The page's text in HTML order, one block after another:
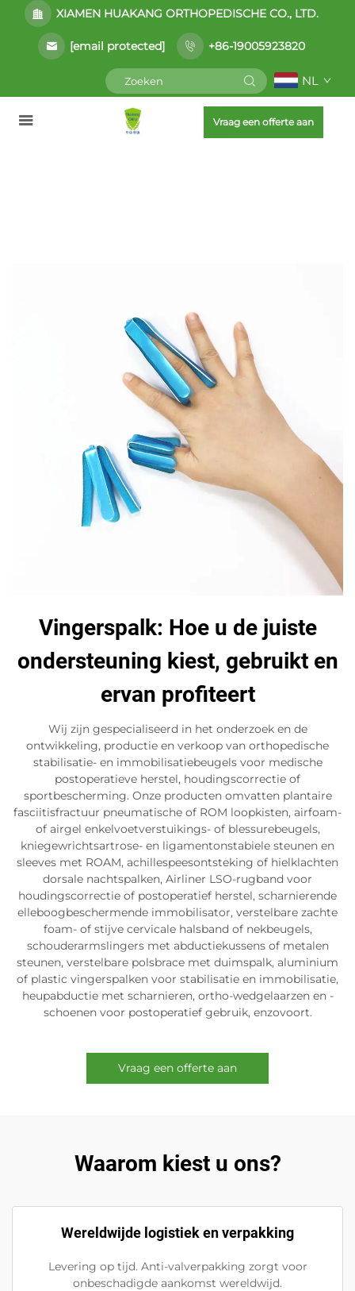
XIAMEN HUAKANG ORTHOPEDISCHE CO., LTD.
[email protected] +86-19005923820
NL
Vraag een offerte aan
Vingerspalk: Hoe u de juiste
ondersteuning kiest, gebruikt en
ervan profiteert
Wij zijn gespecialiseerd in het onderzoek en de
ontwikkeling, productie en verkoop van orthopedische
stabilisatie- en immobilisatiebeugels voor medische
postoperatieve herstel, houdingscorrectie of
sportbescherming. Onze producten omvatten plantaire
fasciitisfractuur pneumatische of ROM loopkisten, airfoam-
of airgel enkelvoetverstuikings- of blessurebeugels,
kniegewrichtsartrose- en ligamentonstabiele steunen en
sleeves met ROAM, achillespeesontsteking of hielklachten
dorsale nachtspalken, Airliner LSO-rugband voor
houdingscorrectie of postoperatief herstel, scharnierende
elleboogbeschermende immobilisator, verstelbare zachte
foam- of stijve cervicale halsband of nekbeugels,
schouderarmslingers met abductiekussens of metalen
steunen, verstelbare polsbrace met duimspalk, aluminium
of plastic vingerspalken voor stabilisatie en immobilisatie,
heupabductie met scharnieren, ortho-wedgelaarzen en -
schoenen voor postoperatief gebruik, enzovoort.
Vraag een offerte aan
Waarom kiest u ons?
Wereldwijde logistiek en verpakking
Levering op tijd. Anti-valverpakking zorgt voor
onbeschadigde aankomst wereldwijd.